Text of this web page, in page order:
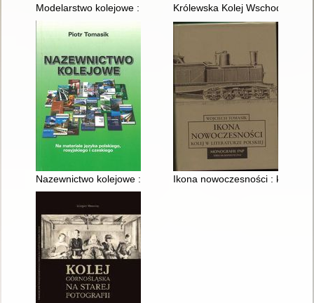
Modelarstwo kolejowe : planowanie układów torowych
Królewska Kolej Wschodnia
Nazewnictwo kolejowe : (na materiale języka polskiego,
Ikona nowoczesności : kolej w